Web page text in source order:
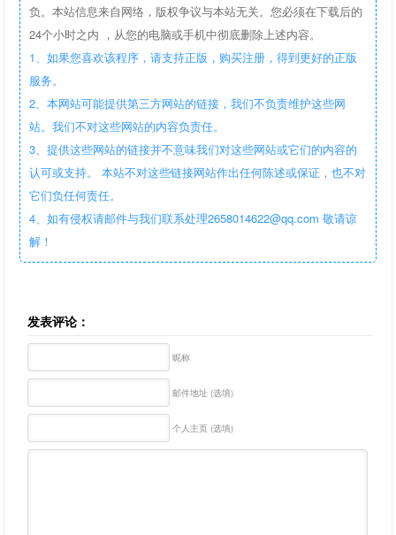
负。本站信息来自网络，版权争议与本站无关。您必须在下载后的
24个小时之内 ，从您的电脑或手机中彻底删除上述内容。
1、如果您喜欢该程序，请支持正版，购买注册，得到更好的正版
服务。
2、本网站可能提供第三方网站的链接，我们不负责维护这些网
站。我们不对这些网站的内容负责任。
3、提供这些网站的链接并不意味我们对这些网站或它们的内容的
认可或支持。 本站不对这些链接网站作出任何陈述或保证，也不对
它们负任何责任。
4、如有侵权请邮件与我们联系处理2658014622@qq.com 敬请谅
解！
发表评论：
昵称
邮件地址 (选填)
个人主页 (选填)